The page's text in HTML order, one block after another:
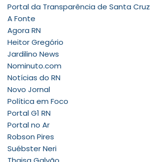
Portal da Transparência de Santa Cruz
A Fonte
Agora RN
Heitor Gregório
Jardilino News
Nominuto.com
Notícias do RN
Novo Jornal
Política em Foco
Portal G1 RN
Portal no Ar
Robson Pires
Suébster Neri